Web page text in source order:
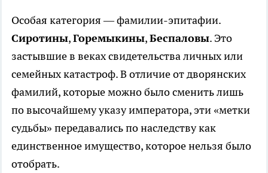
Особая категория — фамилии-эпитафии.
Сиротины,Горемыкины,Беспаловы. Это
застывшие в веках свидетельства личных или
семейных катастроф. В отличие от дворянских
фамилий, которые можно было сменить лишь
по высочайшему указу императора, эти «метки
судьбы» передавались по наследству как
единственное имущество, которое нельзя было
отобрать.